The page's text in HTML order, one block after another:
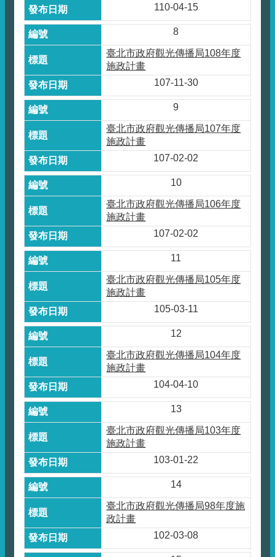
110-04-15
8
臺北市政府觀光傳播局108年度
施政計畫
107-11-30
9
臺北市政府觀光傳播局107年度
施政計畫
107-02-02
10
臺北市政府觀光傳播局106年度
施政計畫
107-02-02
11
臺北市政府觀光傳播局105年度
施政計畫
105-03-11
12
臺北市政府觀光傳播局104年度
施政計畫
104-04-10
13
臺北市政府觀光傳播局103年度
施政計畫
103-01-22
14
臺北市政府觀光傳播局98年度施
政計畫
102-03-08